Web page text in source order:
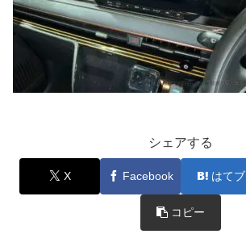
シェアする
X Facebook はてブ
コピー